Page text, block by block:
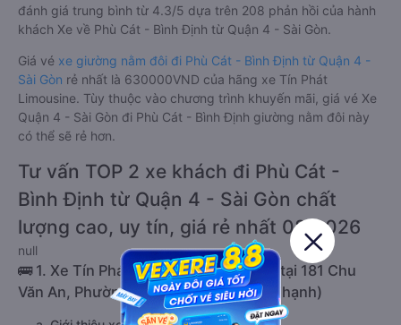
đánh giá trung bình từ 4.3/5 dựa trên 208 phản hồi của hành
khách Xe về Phù Cát - Bình Định từ Quận 4 - Sài Gòn.
Giá vé xe giường nằm đôi đi Phù Cát - Bình Định từ Quận 4 -
Sài Gòn rẻ nhất là 630000VND của hãng xe Tín Phát
Limousine. Tùy thuộc vào chương trình khuyến mãi, giá vé Xe
Quận 4 - Sài Gòn đi Phù Cát - Bình Định giường nằm đôi này
có thể sẽ rẻ hơn.
Tư vấn TOP 2 xe khách đi Phù Cát -
Bình Định từ Quận 4 - Sài Gòn chất
lượng cao, uy tín, giá rẻ nhất 08/2026
null
🚌 1. Xe Tín Phát Limousine khởi hành tại 181 Chu
Văn An, Phường 26 (Văn Phòng Bình Thạnh)